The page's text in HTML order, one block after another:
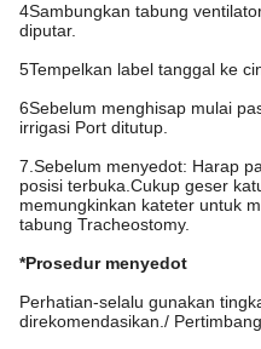
4Sambungkan tabung
diputar.
5Tempelkan label tanggal ke
6Sebelum menghisap mulai
irrigasi Port ditutup.
7.Sebelum menyedot: Harap
posisi terbuka.Cukup geser
memungkinkan kateter untuk
tabung Tracheostomy.
*Prosedur menyedot
Perhatian-selalu gunakan
direkomendasikan./